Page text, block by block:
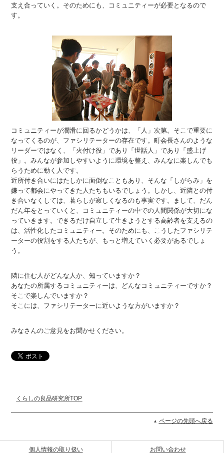
支え合っていく。そのためにも、コミュニティーが必要となるので
す。
コミュニティーが潤滑に回るかどうかは、「人」次第。そこで重要に
なってくるのが、ファシリテーターの存在です。町会長さんのような
リーダーではなく、「火付け役」であり「世話人」であり「盛上げ
役」。みんなが参加しやすいように環境を整え、みんなに楽しんでも
らうために動く人です。
近所付き合いにはたしかに面倒なこともあり、そんな「しがらみ」を
嫌って都会にやってきた人たちもいるでしょう。しかし、近隣との付
き合いなくしては、暮らしが寂しくなるのも事実です。まして、だん
だん年をとっていくと、コミュニティーの中での人間関係が大切にな
っていきます。できるだけ自立して生きようとする高齢者を支えるの
は、活性化したコミュニティー。そのためにも、こうしたファシリテ
ーターの役割をする人たちが、もっと増えていく必要があるでしょ
う。
隣に住む人がどんな人か、知っていますか？
あなたの所属するコミュニティーは、どんなコミュニティーですか？
そこで楽しんでいますか？
そこには、ファシリテーターに近いような方がいますか？
みなさんのご意見をお聞かせください。
くらしの良品研究所TOP
ページの先頭へ戻る
個人情報の取り扱い お問い合わせ